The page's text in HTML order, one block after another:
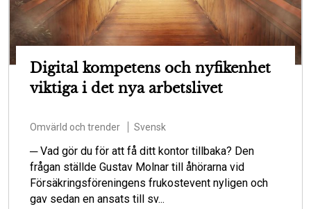
Digital kompetens och nyfikenhet
viktiga i det nya arbetslivet
Omvärld och trender Svensk
─ Vad gör du för att få ditt kontor tillbaka? Den
frågan ställde Gustav Molnar till åhörarna vid
Försäkringsföreningens frukostevent nyligen och
gav sedan en ansats till sv...